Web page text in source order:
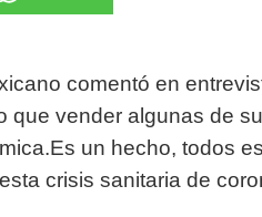
comentó en
que vender algunas de
un hecho, todos
crisis sanitaria de